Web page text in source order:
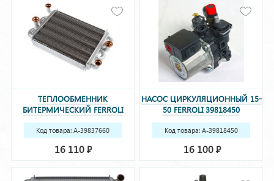
ТЕПЛООБМЕННИК
БИТЕРМИЧЕСКИЙ FERROLI
39837660 (39837665, 37405340)
Код товара: A-39837660
16 110Р
НАСОС ЦИРКУЛЯЦИОННЫЙ 15-
50 FERROLI 39818450
(398063950, 39404220)
Код товара: A-39818450
16 100 Р